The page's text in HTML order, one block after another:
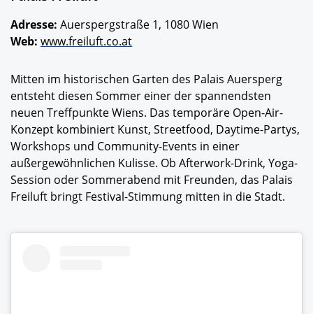
Adresse: Auerspergstraße 1, 1080 Wien
Web: www.freiluft.co.at
Mitten im historischen Garten des Palais Auersperg
entsteht diesen Sommer einer der spannendsten
neuen Treffpunkte Wiens. Das temporäre Open-Air-
Konzept kombiniert Kunst, Streetfood, Daytime-Partys,
Workshops und Community-Events in einer
außergewöhnlichen Kulisse. Ob Afterwork-Drink, Yoga-
Session oder Sommerabend mit Freunden, das Palais
Freiluft bringt Festival-Stimmung mitten in die Stadt.